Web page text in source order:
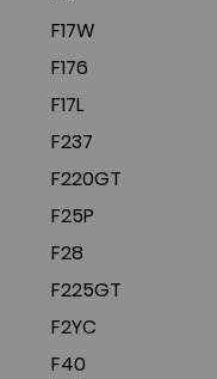
F17W
F176
F17L
F237
F220GT
F25P
F28
F225GT
F2YC
F40